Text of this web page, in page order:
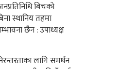
बिचकाे
स्थानिय तहमा
छैन : उपाध्यक्ष
लागि समर्थन